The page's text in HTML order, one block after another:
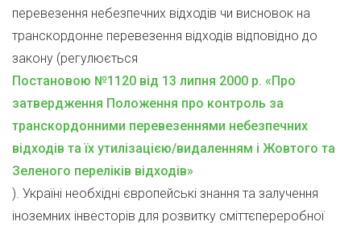
перевезення небезпечних відходів чи висновок на
транскордонне перевезення відходів відповідно до
закону (регулюється
Постановою №1120 від 13 липня 2000 р. «Про
затвердження Положення про контроль за
транскордонними перевезеннями небезпечних
відходів та їх утилізацією/видаленням і Жовтого та
Зеленого переліків відходів»
). Україні необхідні європейські знання та залучення
іноземних інвесторів для розвитку сміттєпереробної